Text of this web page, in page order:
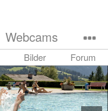
Webcams
Bilder Forum